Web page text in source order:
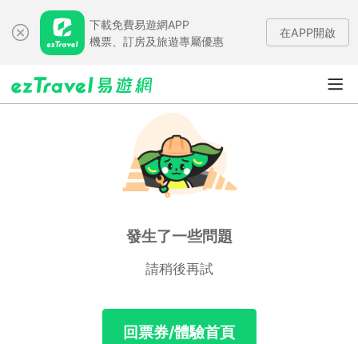
下載免費易遊網APP
機票、訂房及旅遊專屬優惠
在APP開啟
發生了一些問題
請稍後再試
回票券/體驗首頁